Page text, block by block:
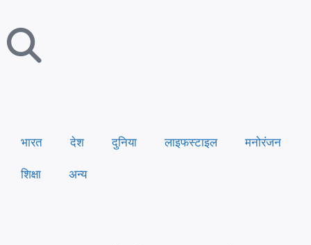
भारत देश दुनिया लाइफस्टाइल मनोरंजन
शिक्षा अन्य